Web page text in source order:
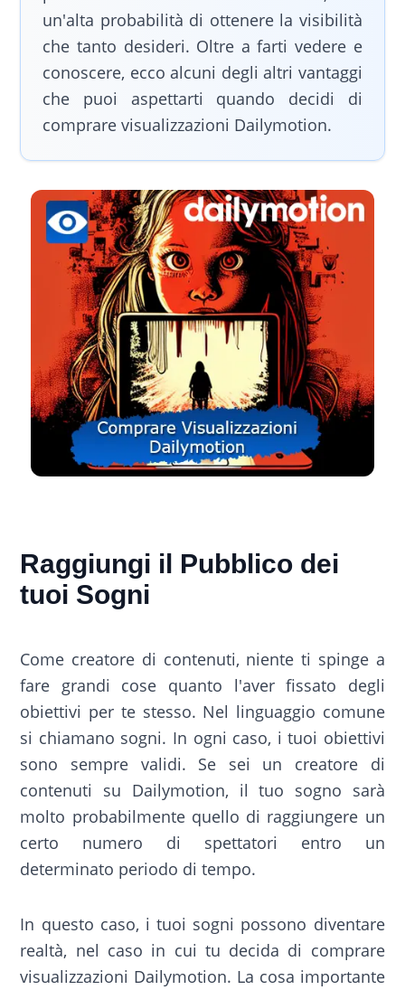
un'alta probabilità di ottenere la visibilità
che tanto desideri. Oltre a farti vedere e
conoscere, ecco alcuni degli altri vantaggi
che puoi aspettarti quando decidi di
comprare visualizzazioni Dailymotion.
Raggiungi il Pubblico dei
tuoi Sogni
Come creatore di contenuti, niente ti spinge a
fare grandi cose quanto l'aver fissato degli
obiettivi per te stesso. Nel linguaggio comune
si chiamano sogni. In ogni caso, i tuoi obiettivi
sono sempre validi. Se sei un creatore di
contenuti su Dailymotion, il tuo sogno sarà
molto probabilmente quello di raggiungere un
certo numero di spettatori entro un
determinato periodo di tempo.
In questo caso, i tuoi sogni possono diventare
realtà, nel caso in cui tu decida di comprare
visualizzazioni Dailymotion. La cosa importante